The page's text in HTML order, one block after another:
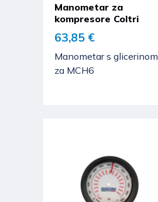
Manometar za
kompresore Coltri
63,85 €
Manometar s glicerinom
za MCH6